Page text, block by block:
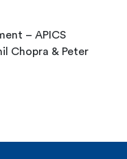
– APICS
Chopra & Peter